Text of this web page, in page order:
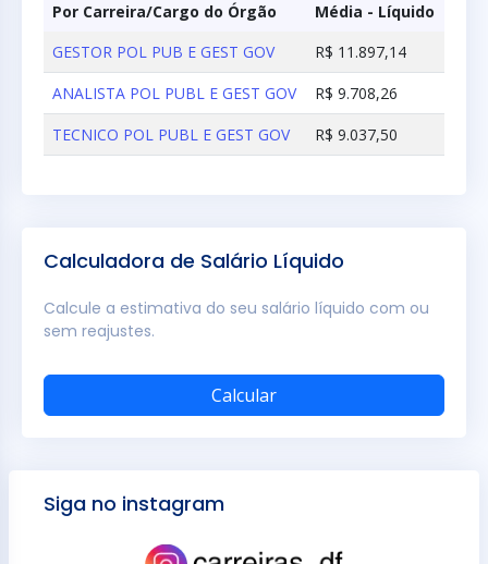
Por Carreira/Cargo do Órgão
Média - Líquido
GESTOR POL PUB E GEST GOV
R$ 11.897,14
ANALISTA POL PUBL E GEST GOV
R$ 9.708,26
TECNICO POL PUBL E GEST GOV
R$ 9.037,50
Calculadora de Salário Líquido
Calcule a estimativa do seu salário líquido com ou
sem reajustes.
Calcular
Siga no instagram